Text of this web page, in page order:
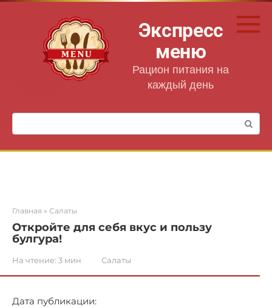
Перейти
Экспресс
меню
Рацион питания на
каждый день
Поиск:
Главная » Салаты
Откройте для себя вкус и пользу
булгура!
На чтение: 3 мин Салаты
Дата публикации: